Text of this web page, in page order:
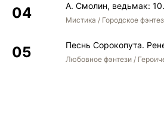
А. Смолин, ведьмак:
Мистика / Городское
Песнь Сорокопута.
Любовное фэнтези /